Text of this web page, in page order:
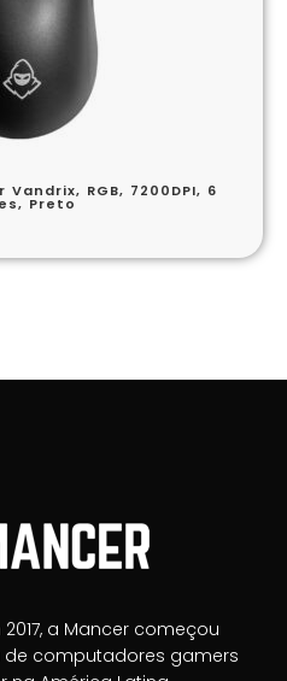
RGB, 7200DPI, 6
Preto
a Mancer começou
computadores gamers